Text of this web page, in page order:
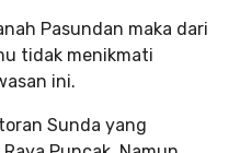
Pasundan maka dari
tidak menikmati
ini.
Sunda yang